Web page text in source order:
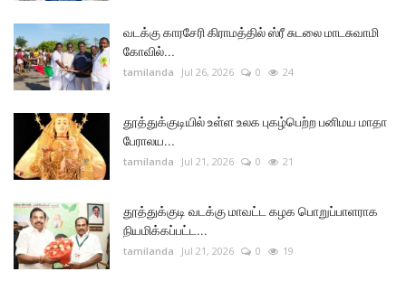
வடக்கு காரசேரி கிராமத்தில் ஸ்ரீ சுடலை மாடசுவாமி
கோவில்...
tamilanda Jul 26, 2026 0 24
தூத்துக்குடியில் உள்ள உலக புகழ்பெற்ற பனிமய மாதா
பேராலய...
tamilanda Jul 21, 2026 0 21
தூத்துக்குடி வடக்கு மாவட்ட கழக பொறுப்பாளராக
நியமிக்கப்பட்ட...
tamilanda Jul 21, 2026 0 19